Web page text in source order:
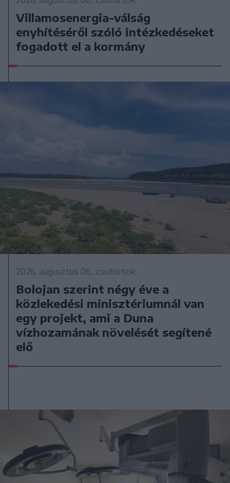
Villamosenergia-válság
enyhítéséről szóló intézkedéseket
fogadott el a kormány
2026. augusztus 06., csütörtök
Bolojan szerint négy éve a
közlekedési minisztériumnál van
egy projekt, ami a Duna
vízhozamának növelését segítené
elő